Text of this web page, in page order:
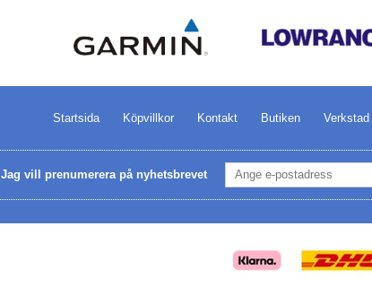
Startsida Köpvillkor Kontakt Butiken Verkstad
Jag vill prenumerera på nyhetsbrevet